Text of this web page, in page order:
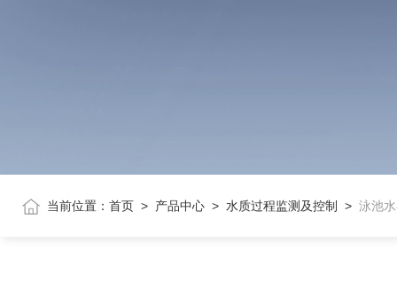
当前位置： 首页 > 产品中心 > 水质过程监测及控制 > 泳池